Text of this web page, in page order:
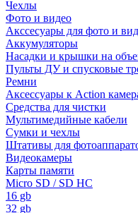
Чехлы
Фото и видео
Акссесуары для фото и
Аккумуляторы
Насадки и крышки на
Пульты ДУ и спусковые
Ремни
Аксессуары к Action
Средства для чистки
Мультимедийные кабели
Сумки и чехлы
Штативы для
Видеокамеры
Карты памяти
Micro SD / SD HC
16 gb
32 gb